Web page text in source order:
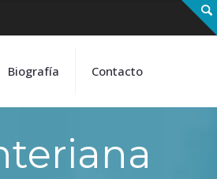
Biografía Contacto